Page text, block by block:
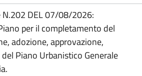
N.202 DEL 07/08/2026:
per il completamento del
adozione, approvazione,
Piano Urbanistico Generale